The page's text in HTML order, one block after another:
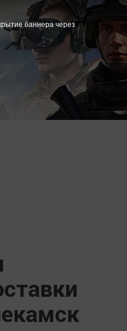
баннера через